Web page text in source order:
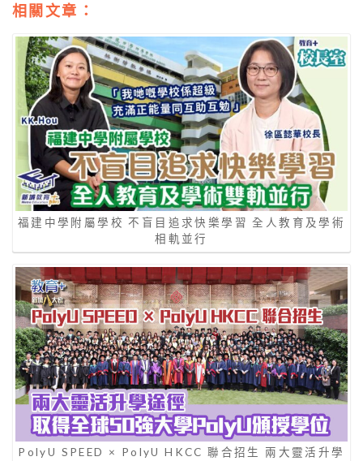
相關文章：
福建中學附屬學校 不盲目追求快樂學習 全人教育及學術
相軌並行
PolyU SPEED × PolyU HKCC 聯合招生 兩大靈活升學